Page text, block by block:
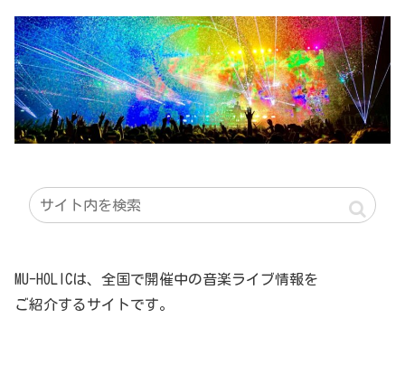
MU-HOLICは、全国で開催中の音楽ライブ情報を
ご紹介するサイトです。